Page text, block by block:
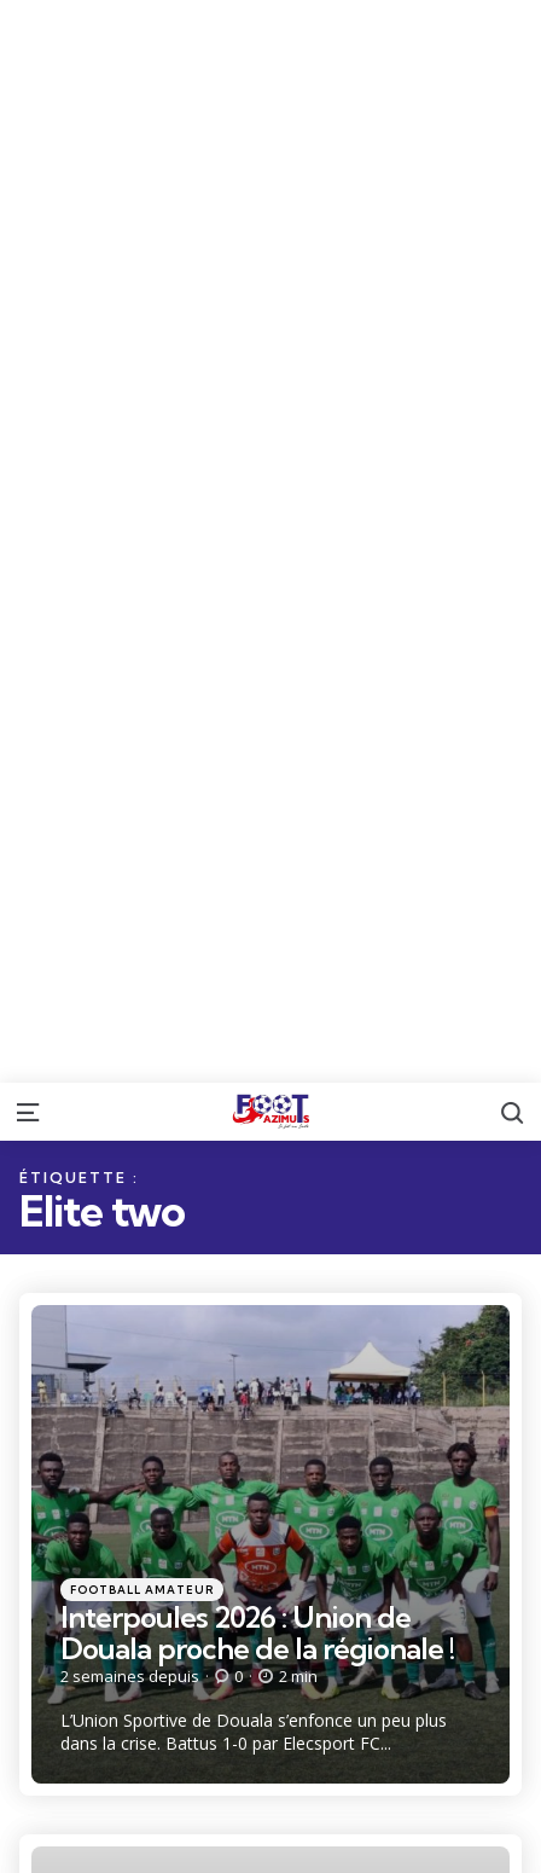
Menu
ÉTIQUETTE :
Elite two
Catégories
Posté
dans
FOOTBALL AMATEUR
Interpoules 2026 : Union de
Douala proche de la régionale !
2 semaines depuis 0 2 min
L’Union Sportive de Douala s’enfonce un peu plus
dans la crise. Battus 1-0 par Elecsport FC...